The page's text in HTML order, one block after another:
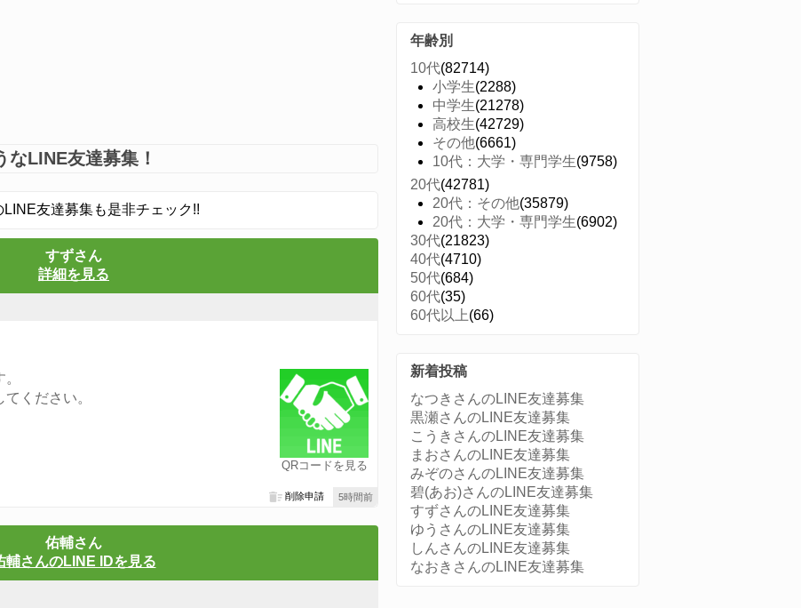
LINE友達募集！
LINE友達募集も是非チェック!!
すずさん
詳細を見る
QRコードを見る
ください。
5時間前
削除申請
佑輔さん
輔さんのLINE IDを見る
年齢別
10代(82714)
小学生(2288)
中学生(21278)
高校生(42729)
その他(6661)
10代：大学・専門学生(9758)
20代(42781)
20代：その他(35879)
20代：大学・専門学生(6902)
30代(21823)
40代(4710)
50代(684)
60代(35)
60代以上(66)
新着投稿
なつきさんのLINE友達募集
黒瀬さんのLINE友達募集
こうきさんのLINE友達募集
まおさんのLINE友達募集
みぞのさんのLINE友達募集
碧(あお)さんのLINE友達募集
すずさんのLINE友達募集
ゆうさんのLINE友達募集
しんさんのLINE友達募集
なおきさんのLINE友達募集